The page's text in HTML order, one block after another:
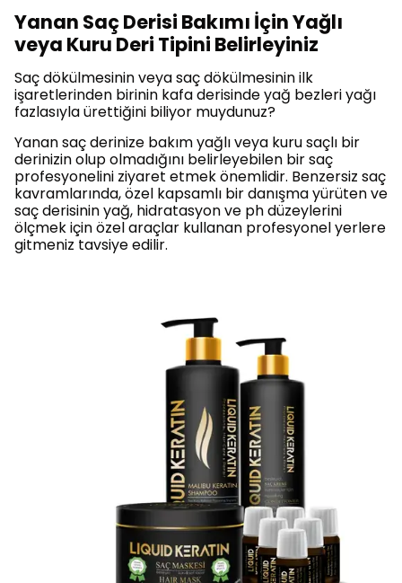
Yanan Saç Derisi Bakımı İçin Yağlı
veya Kuru Deri Tipini Belirleyiniz
Saç dökülmesinin veya saç dökülmesinin ilk
işaretlerinden birinin kafa derisinde yağ bezleri yağı
fazlasıyla ürettiğini biliyor muydunuz?
Yanan saç derinize bakım yağlı veya kuru saçlı bir
derinizin olup olmadığını belirleyebilen bir saç
profesyonelini ziyaret etmek önemlidir. Benzersiz saç
kavramlarında, özel kapsamlı bir danışma yürüten ve
saç derisinin yağ, hidratasyon ve ph düzeylerini
ölçmek için özel araçlar kullanan profesyonel yerlere
gitmeniz tavsiye edilir.